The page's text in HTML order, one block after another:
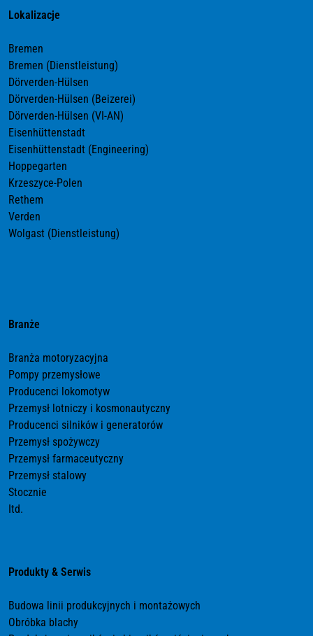
Lokalizacje
Bremen
Bremen (Dienstleistung)
Dörverden-Hülsen
Dörverden-Hülsen (Beizerei)
Dörverden-Hülsen (VI-AN)
Eisenhüttenstadt
Eisenhüttenstadt (Engineering)
Hoppegarten
Krzeszyce-Polen
Rethem
Verden
Wolgast (Dienstleistung)
Branże
Branża motoryzacyjna
Pompy przemysłowe
Producenci lokomotyw
Przemysł lotniczy i kosmonautyczny
Producenci silników i generatorów
Przemysł spożywczy
Przemysł farmaceutyczny
Przemysł stalowy
Stocznie
Itd.
Produkty & Serwis
Budowa linii produkcyjnych i montażowych
Obróbka blachy